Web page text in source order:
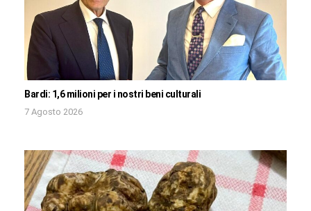
Bardi: 1,6 milioni per i nostri beni culturali
7 Agosto 2026